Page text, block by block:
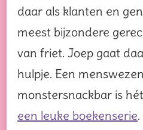
daar als klanten en
meest bijzondere
van friet. Joep gaat
hulpje. Een
monstersnackbar is
een leuke boekenserie.